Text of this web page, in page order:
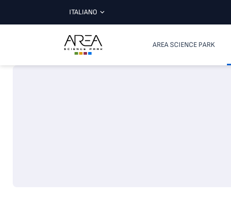
ITALIANO
AREA SCIENCE PARK